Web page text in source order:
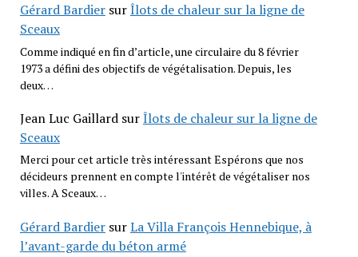
Gérard BardiersurÎlots de chaleur sur la ligne de
Sceaux
Comme indiqué en fin d’article, une circulaire du 8 février
1973 a défini des objectifs de végétalisation. Depuis, les
deux…
Jean Luc GaillardsurÎlots de chaleur sur la ligne de
Sceaux
Merci pour cet article très intéressant Espérons que nos
décideurs prennent en compte l'intérêt de végétaliser nos
villes. A Sceaux…
Gérard BardiersurLa Villa François Hennebique, à
l’avant-garde du béton armé